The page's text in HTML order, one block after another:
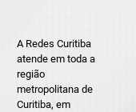
A Redes Curitiba
atende em toda a
região
metropolitana de
Curitiba, em